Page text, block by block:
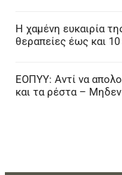
Η χαμένη ευκαιρία
θεραπείες έως και
ΕΟΠΥΥ: Αντί να
και τα ρέστα –